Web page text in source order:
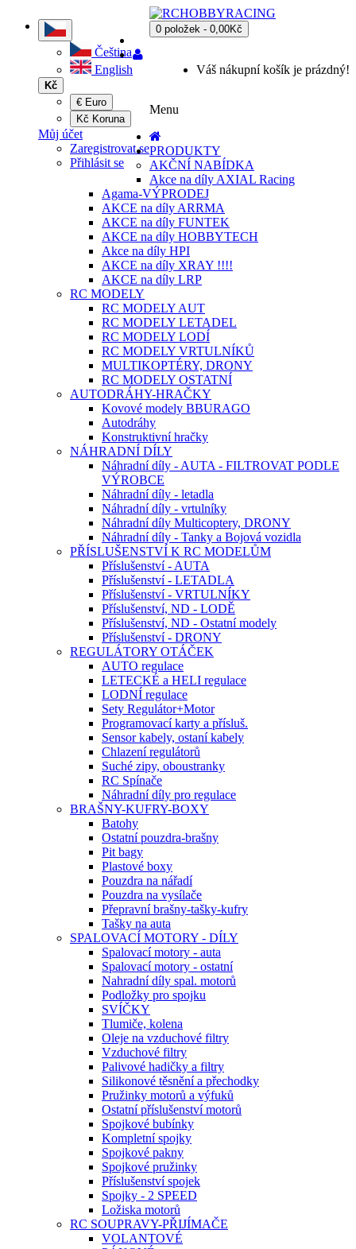
Čeština
English
Kč
€ Euro
Kč Koruna
Můj účet
Zaregistrovat se
Přihlásit se
0 položek - 0,00Kč
Váš nákupní košík je prázdný!
Menu
PRODUKTY
AKČNÍ NABÍDKA
Akce na díly AXIAL Racing
Agama-VÝPRODEJ
AKCE na díly ARRMA
AKCE na díly FUNTEK
AKCE na díly HOBBYTECH
Akce na díly HPI
AKCE na díly XRAY !!!!
AKCE na díly LRP
RC MODELY
RC MODELY AUT
RC MODELY LETADEL
RC MODELY LODÍ
RC MODELY VRTULNÍKŮ
MULTIKOPTÉRY, DRONY
RC MODELY OSTATNÍ
AUTODRÁHY-HRAČKY
Kovové modely BBURAGO
Autodráhy
Konstruktivní hračky
NÁHRADNÍ DÍLY
Náhradní díly - AUTA - FILTROVAT PODLE
VÝROBCE
Náhradní díly - letadla
Náhradní díly - vrtulníky
Náhradní díly Multicoptery, DRONY
Náhradní díly - Tanky a Bojová vozidla
PŘÍSLUŠENSTVÍ K RC MODELŮM
Příslušenství - AUTA
Příslušenství - LETADLA
Příslušenství - VRTULNÍKY
Příslušenství, ND - LODĚ
Příslušenství, ND - Ostatní modely
Příslušenství - DRONY
REGULÁTORY OTÁČEK
AUTO regulace
LETECKÉ a HELI regulace
LODNÍ regulace
Sety Regulátor+Motor
Programovací karty a přísluš.
Sensor kabely, ostaní kabely
Chlazení regulátorů
Suché zipy, oboustranky
RC Spínače
Náhradní díly pro regulace
BRAŠNY-KUFRY-BOXY
Batohy
Ostatní pouzdra-brašny
Pit bagy
Plastové boxy
Pouzdra na nářadí
Pouzdra na vysílače
Přepravní brašny-tašky-kufry
Tašky na auta
SPALOVACÍ MOTORY - DÍLY
Spalovací motory - auta
Spalovací motory - ostatní
Nahradní díly spal. motorů
Podložky pro spojku
SVÍČKY
Tlumiče, kolena
Oleje na vzduchové filtry
Vzduchové filtry
Palivové hadičky a filtry
Silikonové těsnění a přechodky
Pružinky motorů a výfuků
Ostatní příslušenství motorů
Spojkové bubínky
Kompletní spojky
Spojkové pakny
Spojkové pružinky
Příslušenství spojek
Spojky - 2 SPEED
Ložiska motorů
RC SOUPRAVY-PŘIJÍMAČE
VOLANTOVÉ